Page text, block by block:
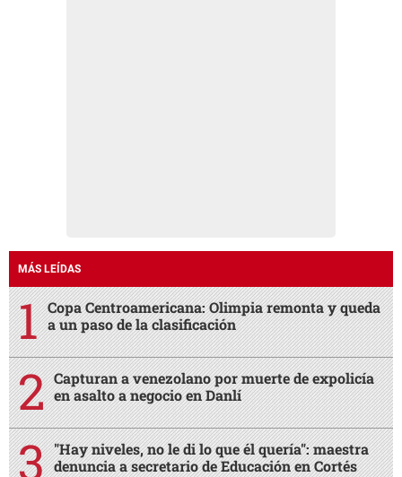
MÁS LEÍDAS
Copa Centroamericana: Olimpia remonta y queda
a un paso de la clasificación
Capturan a venezolano por muerte de expolicía
en asalto a negocio en Danlí
"Hay niveles, no le di lo que él quería": maestra
denuncia a secretario de Educación en Cortés